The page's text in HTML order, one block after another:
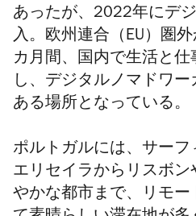
あったが、2022年にデ
入。欧州連合（EU）圏
カ月間、国内で生活と
し、デジタルノマドワ
ある場所となっている。
ポルトガルには、サーフ
エリセイラからリスボン
やかな都市まで、リモー